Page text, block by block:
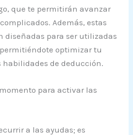
que te permitirán avanzar
Además, estas
diseñadas para ser utilizadas
optimizar tu
habilidades de deducción.
para activar las
a las ayudas; es